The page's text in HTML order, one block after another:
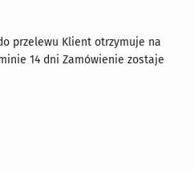
przelewu Klient otrzymuje na
14 dni Zamówienie zostaje